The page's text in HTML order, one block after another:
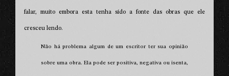
falar, muito embora esta tenha sido a fonte das obras que ele
cresceu lendo.
Não há problema algum de um escritor ter sua opinião
sobre uma obra. Ela pode ser positiva, negativa ou isenta,